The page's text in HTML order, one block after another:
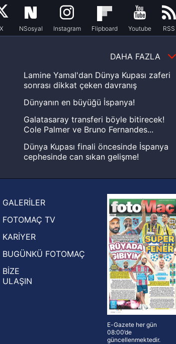
X NSosyal Instagram Flipboard Youtube RSS
DAHA FAZLA
Lamine Yamal'dan Dünya Kupası zaferi
sonrası dikkat çeken davranış
Dünyanın en büyüğü İspanya!
Galatasaray transferi böyle bitirecek!
Cole Palmer ve Bruno Fernandes...
Dünya Kupası finali öncesinde İspanya
cephesinde can sıkan gelişme!
Hernan Crespo, Meksika Ligi
ekiplerinden Atlas'ın yeni teknik direktörü
oldu
GALERİLER
FOTOMAÇ TV
KARİYER
BUGÜNKÜ FOTOMAÇ
BİZE
ULAŞIN
E-Gazete her gün
08:00’de
güncellenmektedir.